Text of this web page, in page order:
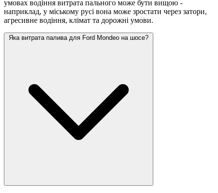
умовах водіння витрата пального може бути вищою -
наприклад, у міському русі вона може зростати через затори,
агресивне водіння, клімат та дорожні умови.
Яка витрата палива для Ford Mondeo на шосе?